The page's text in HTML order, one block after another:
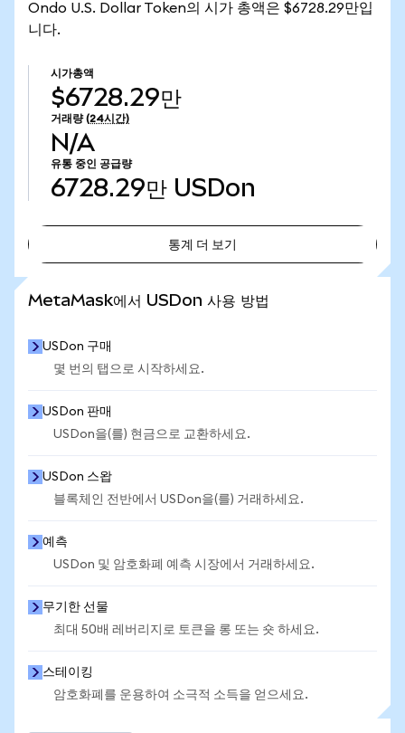
Ondo U.S. Dollar Token의 시가 총액은 $6728.29만입
니다.
시가총액
$6728.29만
거래량 (24시간)
N/A
유통 중인 공급량
6728.29만 USDon
통계 더 보기
MetaMask에서 USDon 사용 방법
USDon 구매
몇 번의 탭으로 시작하세요.
USDon 판매
USDon을(를) 현금으로 교환하세요.
USDon 스왑
블록체인 전반에서 USDon을(를) 거래하세요.
예측
USDon 및 암호화폐 예측 시장에서 거래하세요.
무기한 선물
최대 50배 레버리지로 토큰을 롱 또는 숏 하세요.
스테이킹
암호화폐를 운용하여 소극적 소득을 얻으세요.